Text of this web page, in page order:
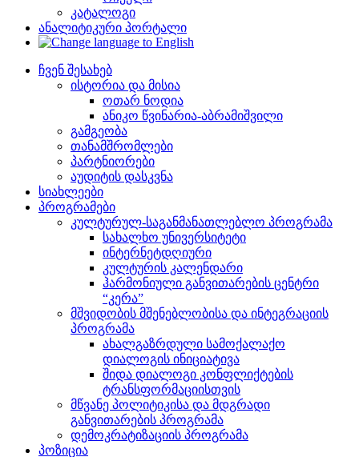
კატალოგი
ანალიტიკური პორტალი
ჩვენ შესახებ
ისტორია და მისია
ოთარ ნოდია
ანიკო წვინარია-აბრამიშვილი
გამგეობა
თანამშრომლები
პარტნიორები
აუდიტის დასკვნა
სიახლეები
პროგრამები
კულტურულ-საგანმანათლებლო პროგრამა
სახალხო უნივერსიტეტი
ინტერნეტდღიური
კულტურის კალენდარი
ჰარმონიული განვითარების ცენტრი
“კერა”
მშვიდობის მშენებლობისა და ინტეგრაციის
პროგრამა
ახალგაზრდული სამოქალაქო
დიალოგის ინიციატივა
შიდა დიალოგი კონფლიქტების
ტრანსფორმაციისთვის
მწვანე პოლიტიკისა და მდგრადი
განვითარების პროგრამა
დემოკრატიზაციის პროგრამა
პოზიცია